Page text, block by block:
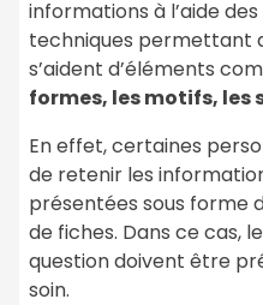
informations à l’aide
techniques permettant
s’aident d’éléments
formes, les motifs, les
En effet, certaines
de retenir les
présentées sous forme
de fiches. Dans ce cas,
question doivent être
soin.